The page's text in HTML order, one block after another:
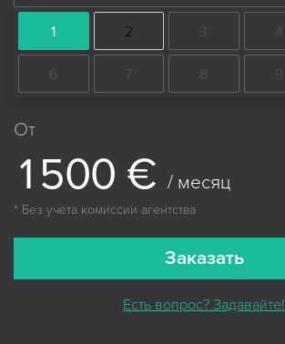
1 2 3 4
6 7 8 9
От
1 500 € / месяц
* Без учета комиссии агентства
Заказать
Есть вопрос? Задавайте!